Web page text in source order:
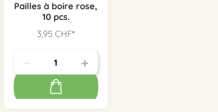
Pailles à boire rose,
10 pcs.
3,95 CHF*